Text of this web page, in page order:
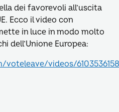
dei favorevoli all’uscita
Ecco il video con
in luce in modo molto
dell’Unione Europea:
videos/